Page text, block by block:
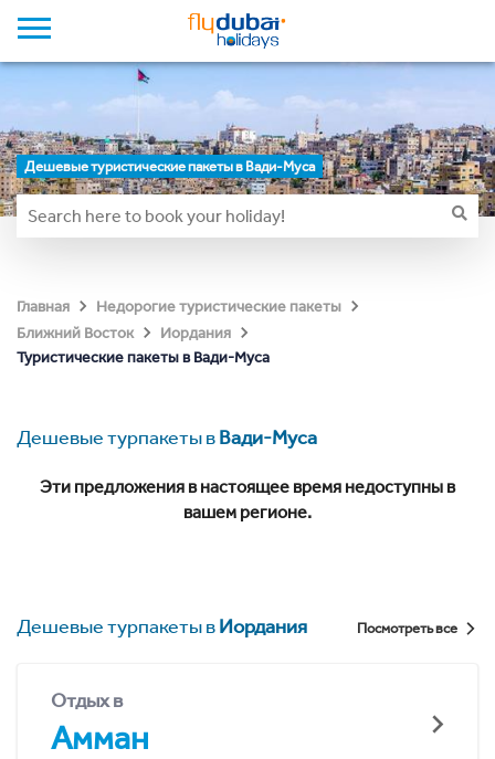
Дешевые туристические пакеты в Вади-Муса
Главная
Недорогие туристические пакеты
Ближний Восток
Иордания
Туристические пакеты в Вади-Муса
Дешевые турпакеты вВади-Муса
Эти предложения в настоящее время недоступны в
вашем регионе.
Дешевые турпакеты вИордания Посмотреть все
Отдых в
Амман